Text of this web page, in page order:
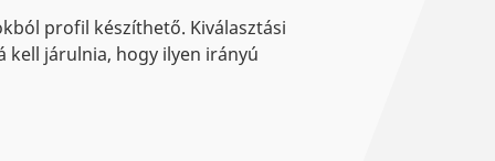
profil készíthető. Kiválasztási
kell járulnia, hogy ilyen irányú